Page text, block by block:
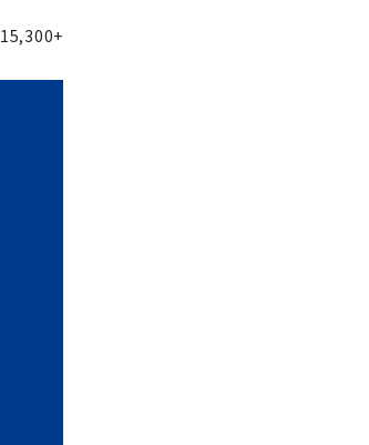
15,300+